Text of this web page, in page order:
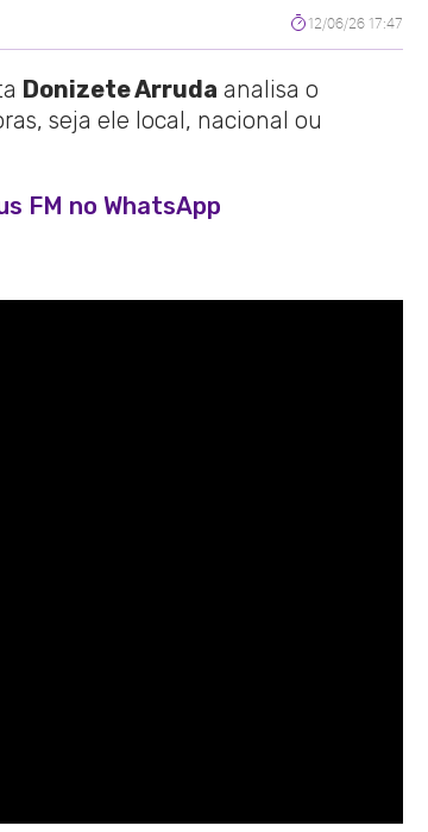
12/06/26 17:47
Donizete Arruda analisa o
seja ele local, nacional ou
FM no WhatsApp